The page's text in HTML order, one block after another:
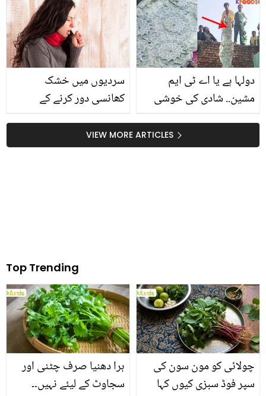
سب کو جھنجھوڑ دیا
خواتین کو کیا کھانے کا
مشورہ دیا؟ جس سے
صحت بھی بنے اور فٹ
بھی رہے
سردیوں میں خشک
کھانسی دور کرنے کے
نسخے
دولہا ہے یا اے ٹی ایم
مشین.. شادی کی خوشی
لیا؟ دلچسپ ویڈیو وائرلVIEW MORE ARTICLES
Top Trending
ہرا دھنیا صرف چٹنی اور
سجاوٹ کے لیئے نہیں۔۔
چولائی کو مون سون کی
سپر فوڈ سبزی کیوں کہا